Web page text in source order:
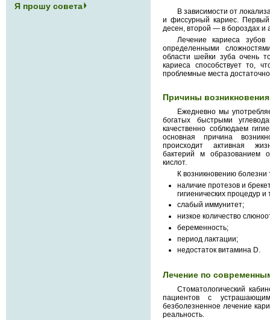
В зависимости от
и фиссурный кариес.
десен, второй — в бороздах и
Лечение кариеса
определенными
области шейки зуба очень
кариеса способствует то,
проблемные места
Причины
Ежедневно мы
богатых быстрыми
качественно соблюдаем
основная причина
происходит активная
бактерий м образованием
кислот.
К возникновению болезни
наличие протезов и
гигиенических процедур
слабый иммунитет;
низкое количество
беременность;
период лактации;
недостаток витамина D.
Лечение по
Стоматологический
пациентов с
безболезненное лечение
реальность.
Я прошу совета